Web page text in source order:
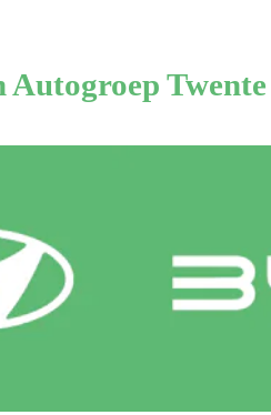
Twente